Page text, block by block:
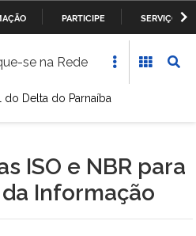
PARA
CONTEÚDO
PARTICIPE
SERVIÇOS
Aviação Civil
se na Rede
do Delta do Parnaíba
ISO e NBR para
Informação